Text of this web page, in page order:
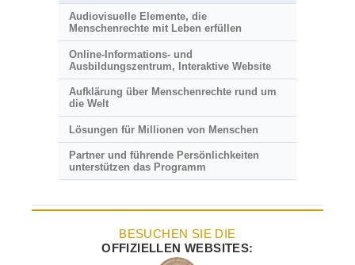
Audiovisuelle Elemente, die
Menschenrechte mit Leben erfüllen
Online-Informations- und
Ausbildungszentrum, Interaktive Website
Aufklärung über Menschenrechte rund um
die Welt
Lösungen für Millionen von Menschen
Partner und führende Persönlichkeiten
unterstützen das Programm
BESUCHEN SIE DIE
OFFIZIELLEN WEBSITES: